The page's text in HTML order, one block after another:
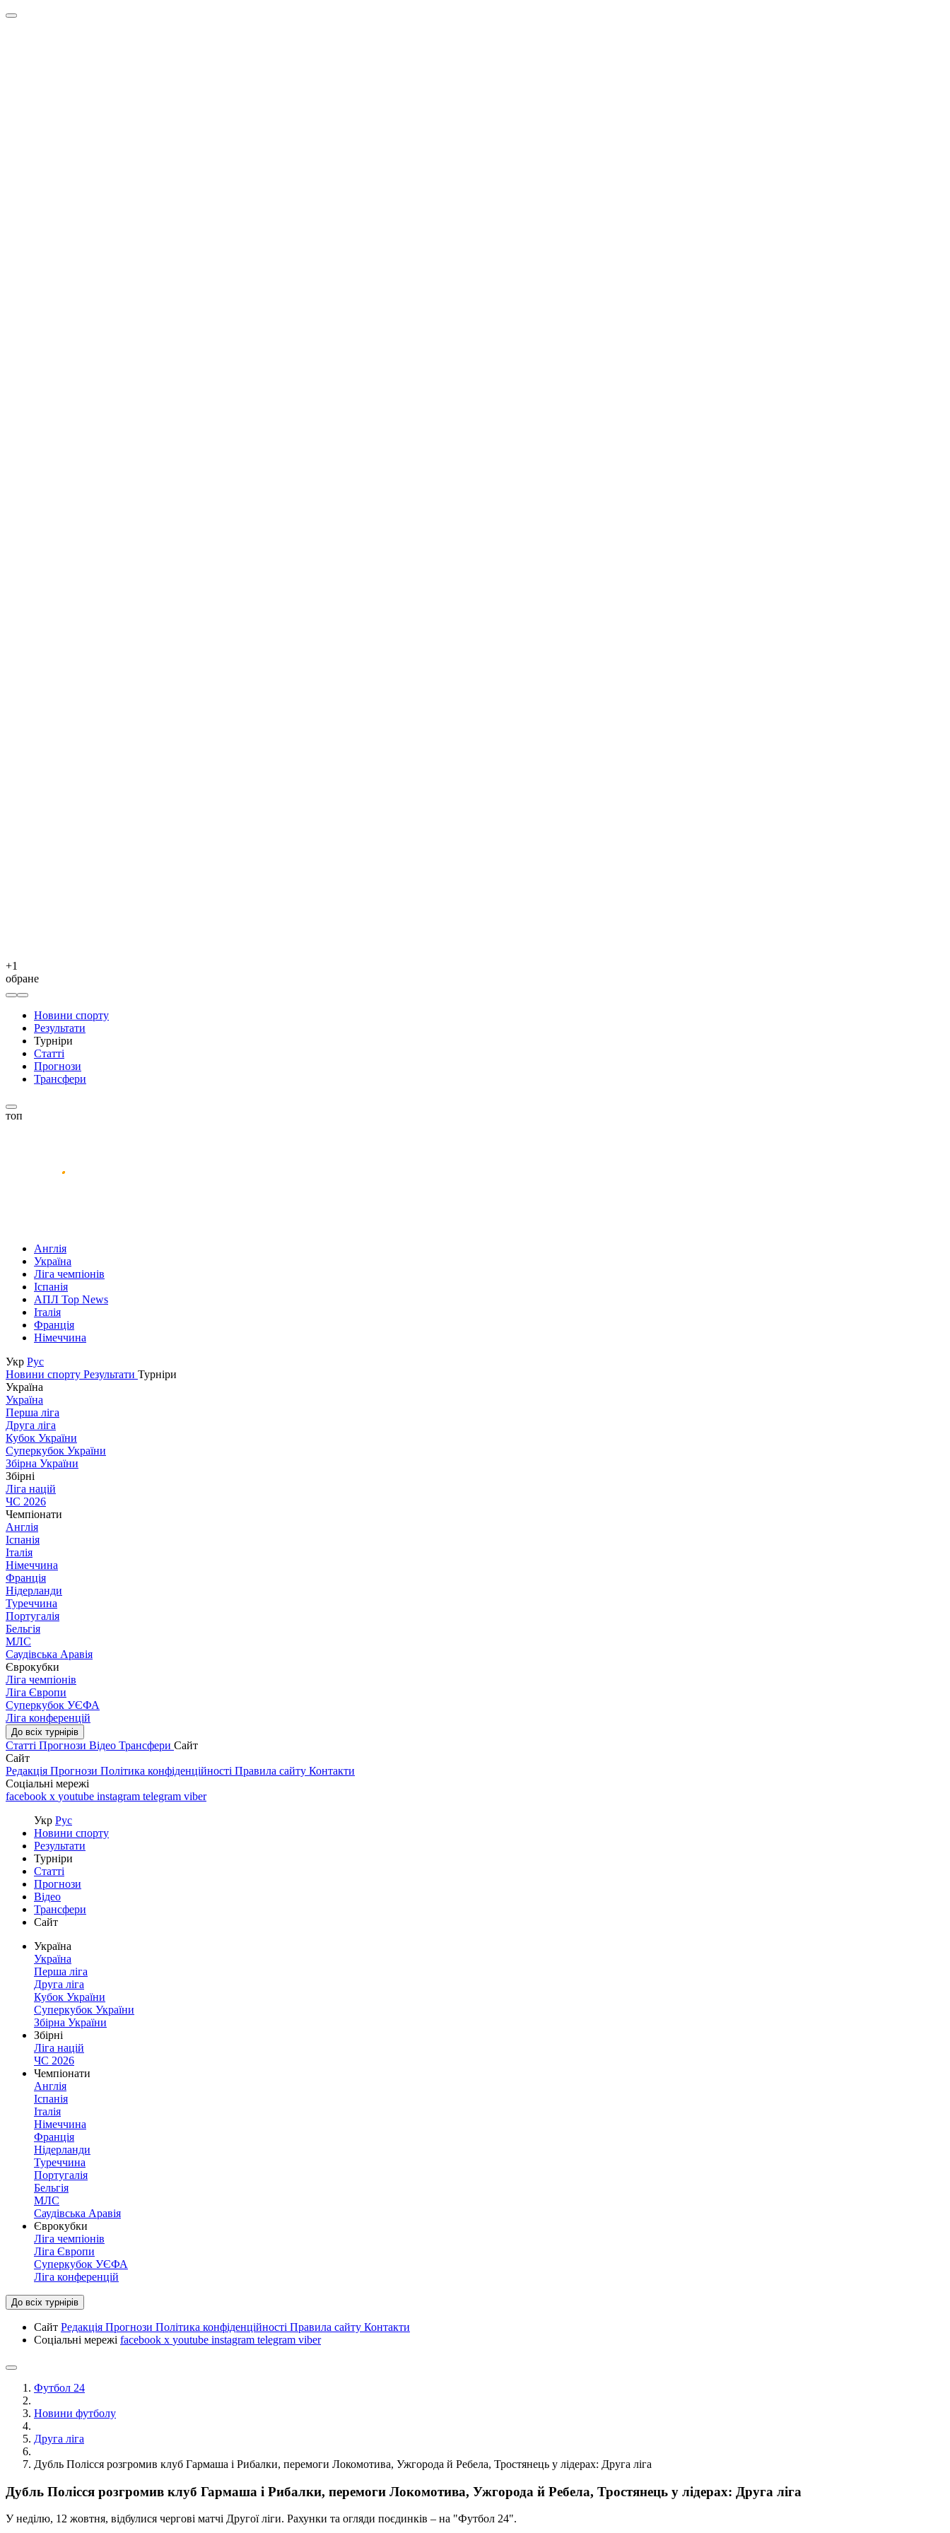
+1
обране
Новини спорту
Результати
Турніри
Статті
Прогнози
Трансфери
топ
Англія
Україна
Ліга чемпіонів
Іспанія
АПЛ Top News
Італія
Франція
Німеччина
Укр Рус
Новини спорту Результати Турніри
Україна
Україна
Перша ліга
Друга ліга
Кубок України
Суперкубок України
Збірна України
Збірні
Ліга націй
ЧС 2026
Чемпіонати
Англія
Іспанія
Італія
Німеччина
Франція
Нідерланди
Туреччина
Португалія
Бельгія
МЛС
Саудівська Аравія
Єврокубки
Ліга чемпіонів
Ліга Європи
Суперкубок УЄФА
Ліга конференцій
До всіх турнірів
Статті Прогнози Відео Трансфери Сайт
Сайт
Редакція Прогнози Політика конфіденційності Правила сайту Контакти
Соціальні мережі
facebook x youtube instagram telegram viber
Укр Рус
Новини спорту
Результати
Турніри
Статті
Прогнози
Відео
Трансфери
Сайт
Україна
Україна
Перша ліга
Друга ліга
Кубок України
Суперкубок України
Збірна України
Збірні
Ліга націй
ЧС 2026
Чемпіонати
Англія
Іспанія
Італія
Німеччина
Франція
Нідерланди
Туреччина
Португалія
Бельгія
МЛС
Саудівська Аравія
Єврокубки
Ліга чемпіонів
Ліга Європи
Суперкубок УЄФА
Ліга конференцій
До всіх турнірів
Сайт Редакція Прогнози Політика конфіденційності Правила сайту Контакти
Соціальні мережі facebook x youtube instagram telegram viber
Футбол 24
Новини футболу
Друга ліга
Дубль Полісся розгромив клуб Гармаша і Рибалки, перемоги Локомотива, Ужгорода й Ребела, Тростянець у лідерах: Друга ліга
Дубль Полісся розгромив клуб Гармаша і Рибалки, перемоги Локомотива, Ужгорода й Ребела, Тростянець у лідерах: Друга ліга
У неділю, 12 жовтня, відбулися чергові матчі Другої ліги. Рахунки та огляди поєдинків – на "Футбол 24".